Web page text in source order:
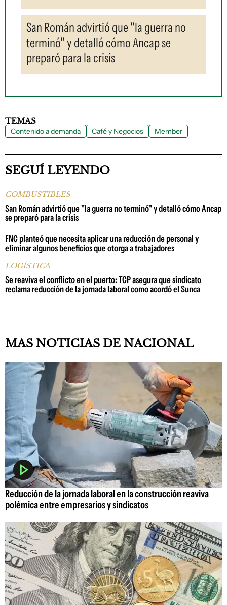
San Román advirtió que "la guerra no
terminó" y detalló cómo Ancap se
preparó para la crisis
TEMAS
Contenido a demanda Café y Negocios Member
SEGUÍ LEYENDO
COMBUSTIBLES
San Román advirtió que "la guerra no terminó" y detalló cómo Ancap
se preparó para la crisis
FNC planteó que necesita aplicar una reducción de personal y
eliminar algunos beneficios que otorga a trabajadores
LOGÍSTICA
Se reaviva el conflicto en el puerto: TCP asegura que sindicato
reclama reducción de la jornada laboral como acordó el Sunca
MAS NOTICIAS DE NACIONAL
Reducción de la jornada laboral en la construcción reaviva
polémica entre empresarios y sindicatos